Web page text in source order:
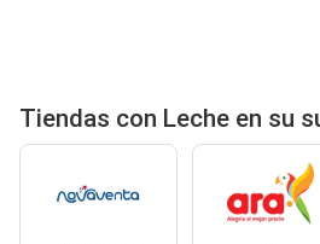
Tiendas con Leche en su